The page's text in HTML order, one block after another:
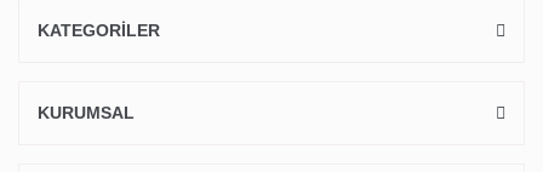
KATEGORİLER
KURUMSAL